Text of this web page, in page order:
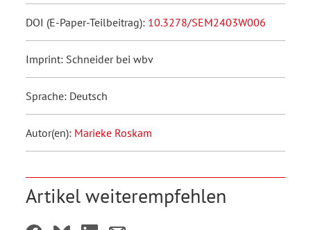
DOI (E-Paper-Teilbeitrag): 10.3278/SEM2403W006
Imprint: Schneider bei wbv
Sprache: Deutsch
Autor(en): Marieke Roskam
Artikel weiterempfehlen